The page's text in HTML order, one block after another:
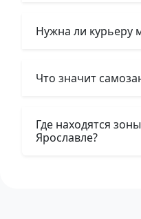
Нужна ли курьеру
Что значит
Где находятся
Ярославле?